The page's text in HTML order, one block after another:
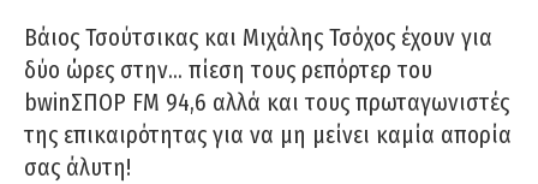
Βάιος Τσούτσικας και Μιχάλης Τσόχος έχουν για
δύο ώρες στην… πίεση τους ρεπόρτερ του
bwinΣΠΟΡ FM 94,6 αλλά και τους πρωταγωνιστές
της επικαιρότητας για να μη μείνει καμία απορία
σας άλυτη!